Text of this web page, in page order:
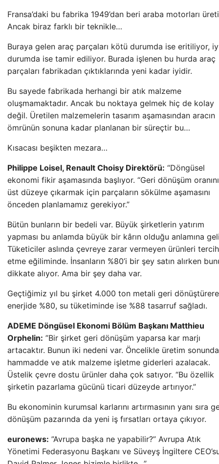
Fransa’daki bu fabrika 1949’dan beri araba motorları
Ancak biraz farklı bir teknikle…
Buraya gelen araç parçaları kötü durumda ise eritiliyor,
durumda ise tamir ediliyor. Burada işlenen bu hurda araç
parçaları fabrikadan çıktıklarında yeni kadar iyidir.
Bu sayede fabrikada herhangi bir atık malzeme
oluşmamaktadır. Ancak bu noktaya gelmek hiç de kolay
değil. Üretilen malzemelerin tasarım aşamasından aracın
ömrünün sonuna kadar planlanan bir süreçtir bu…
Kısacası beşikten mezara…
Philippe Loisel, Renault Choisy Direktörü: “Döngüsel
ekonomi fikir aşamasında başlıyor. “Geri dönüşüm
üst düzeye çıkarmak için parçaların sökülme aşamasını
önceden planlamamız gerekiyor.”
Bütün bunların bir bedeli var. Büyük şirketlerin yatırım
yapması bu anlamda büyük bir kârın olduğu anlamına
Tüketiciler aslında çevreye zarar vermeyen ürünleri tercih
etme eğiliminde. İnsanların %80’i bir şey satın alırken
dikkate alıyor. Ama bir şey daha var.
Geçtiğimiz yıl bu şirket 4.000 ton metali geri
enerjide %80, su tüketiminde ise %88 tasarruf sağladı.
ADEME Döngüsel Ekonomi Bölüm Başkanı Matthieu
Orphelin: ”Bir şirket geri dönüşüm yaparsa kar marjı
artacaktır. Bunun iki nedeni var. Öncelikle üretim
hammadde ve atık malzeme işletme giderleri azalacak.
Üstelik çevre dostu ürünler daha çok satıyor. “Bu özellik
şirketin pazarlama gücünü ticari düzeyde artırıyor.”
Bu ekonominin kurumsal karlarını artırmasının yanı sıra
dönüşüm pazarında da yeni iş fırsatları ortaya çıkıyor.
euronews: ”Avrupa başka ne yapabilir?” Avrupa Atık
Yönetimi Federasyonu Başkanı ve Süveyş İngiltere